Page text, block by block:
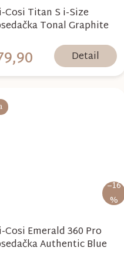
Cosi Titan S i-Size
Tonal Graphite
Detail
–16
%
Cosi Emerald 360 Pro
Authentic Blue